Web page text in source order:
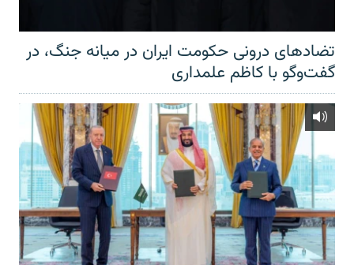
تضادهای درونی حکومت ایران در میانه جنگ، در
گفت‌‌وگو با کاظم علمداری